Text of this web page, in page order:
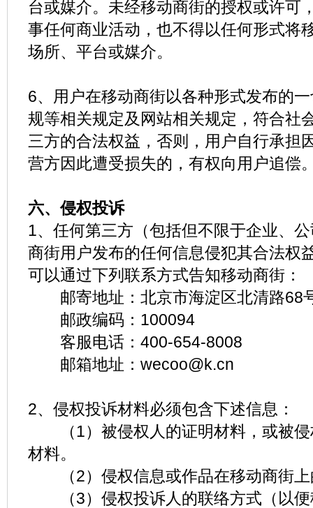
台或媒介。未经移动商街的授权或许可
事任何商业活动，也不得以任何形式将
场所、平台或媒介。
6、用户在移动商街以各种形式发布的
规等相关规定及网站相关规定，符合社
三方的合法权益，否则，用户自行承担
营方因此遭受损失的，有权向用户追偿
六、侵权投诉
1、任何第三方（包括但不限于企业、
商街用户发布的任何信息侵犯其合法权
可以通过下列联系方式告知移动商街：
邮寄地址：北京市海淀区北清路68
邮政编码：100094
客服电话：400-654-8008
邮箱地址：wecoo@k.cn
2、侵权投诉材料必须包含下述信息：
（1）被侵权人的证明材料，或被侵
材料。
（2）侵权信息或作品在移动商街上
（3）侵权投诉人的联络方式（以便